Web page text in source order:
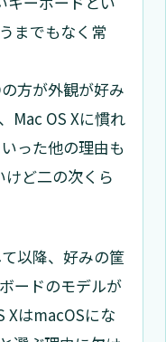
までもなく常
方が外観が好み
Mac OS Xに慣れ
った他の理由も
ど二の次くら
以降、好みの筐
ードのモデルが
XはmacOSにな